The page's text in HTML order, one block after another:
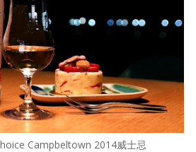
Campbeltown 2014威士忌